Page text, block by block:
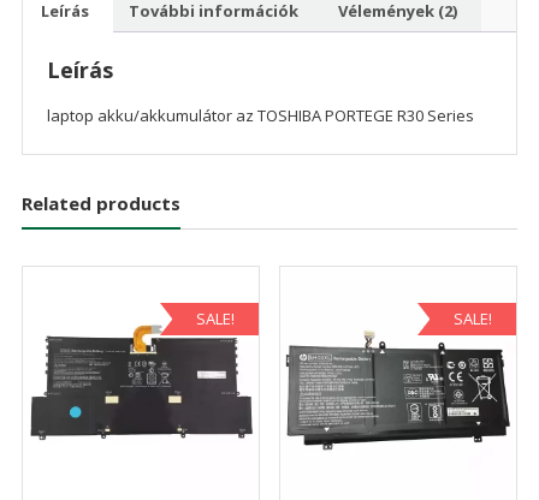
Leírás További információk Vélemények (2)
Leírás
laptop akku/akkumulátor az TOSHIBA PORTEGE R30 Series
Related products
SALE! SALE!